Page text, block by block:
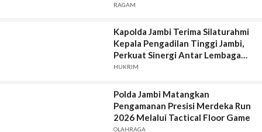
RAGAM
Kapolda Jambi Terima Silaturahmi
Kepala Pengadilan Tinggi Jambi,
Perkuat Sinergi Antar Lembaga
Penegak Hukum
HUKRIM
Polda Jambi Matangkan
Pengamanan Presisi Merdeka Run
2026 Melalui Tactical Floor Game
OLAHRAGA